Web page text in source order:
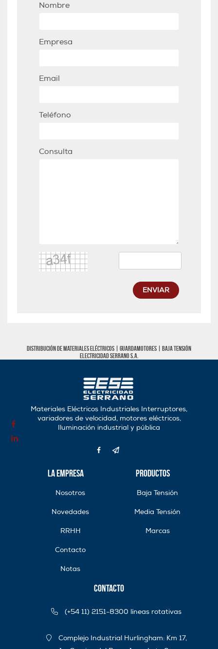
Nombre
Empresa
Email
Teléfono
Consulta
ENVIAR
Distribución de materiales eléctricos | Guardamotores | Baja tensión
Electricidad Serrano S.A.
Materiales Eléctricos Industriales Interruptores,
variadores de velocidad, motores eléctricos,
Iluminación industrial y pública
La Empresa
Nosotros
Novedades
RRHH
Contacto
Notas
Productos
Baja Tensión
Media Tensión
Marcas
Contacto
(+54 11) 2151-8300 líneas rotativas
Complejo Industrial Hurlingham: Km 17,